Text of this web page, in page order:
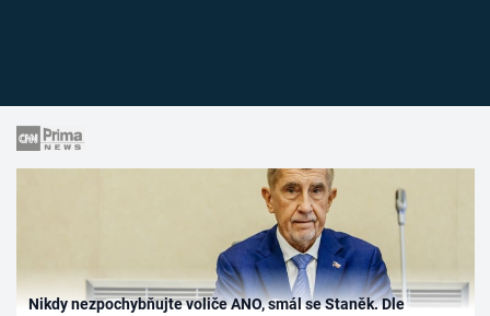
Nikdy nezpochybňujte voliče ANO, smál se Staněk. Dle